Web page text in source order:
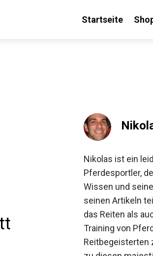
Startseite Shop
Nikolas ist ein
Pferdesportler,
Wissen und
seinen Artikeln
das Reiten als
Training von
Reitbegeisterten
Sale bei Decathlon an!